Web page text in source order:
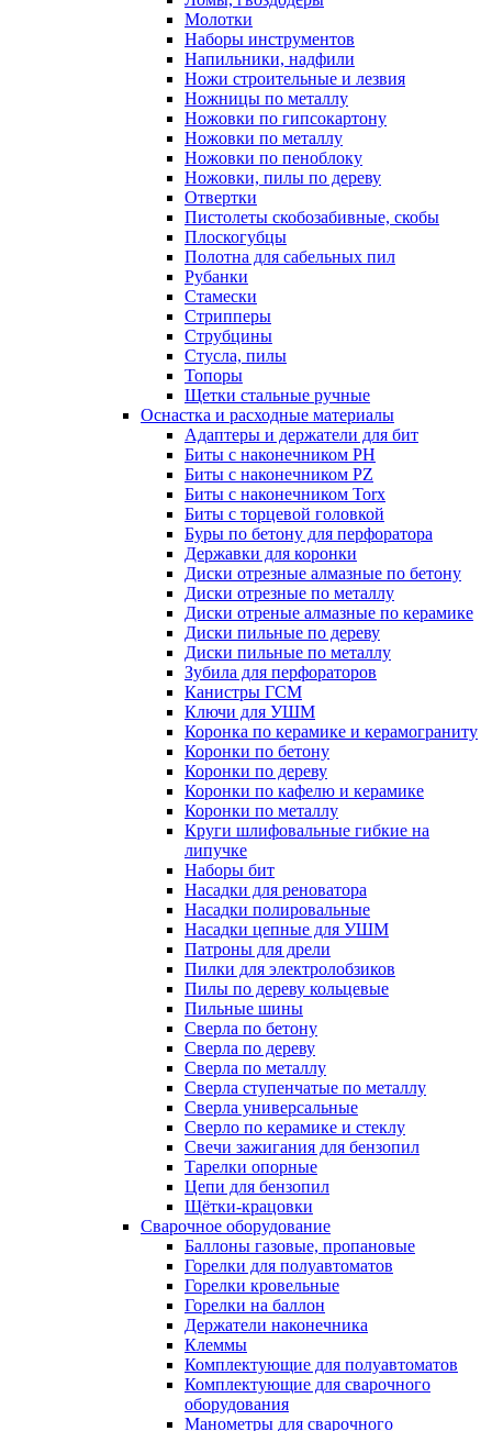
Молотки
Наборы инструментов
Напильники, надфили
Ножи строительные и лезвия
Ножницы по металлу
Ножовки по гипсокартону
Ножовки по металлу
Ножовки по пеноблоку
Ножовки, пилы по дереву
Отвертки
Пистолеты скобозабивные, скобы
Плоскогубцы
Полотна для сабельных пил
Рубанки
Стамески
Стрипперы
Струбцины
Стусла, пилы
Топоры
Щетки стальные ручные
Оснастка и расходные материалы
Адаптеры и держатели для бит
Биты с наконечником PH
Биты с наконечником PZ
Биты с наконечником Torx
Биты с торцевой головкой
Буры по бетону для перфоратора
Державки для коронки
Диски отрезные алмазные по бетону
Диски отрезные по металлу
Диски отреные алмазные по керамике
Диски пильные по дереву
Диски пильные по металлу
Зубила для перфораторов
Канистры ГСМ
Ключи для УШМ
Коронка по керамике и керамограниту
Коронки по бетону
Коронки по дереву
Коронки по кафелю и керамике
Коронки по металлу
Круги шлифовальные гибкие на
липучке
Наборы бит
Насадки для реноватора
Насадки полировальные
Насадки цепные для УШМ
Патроны для дрели
Пилки для электролобзиков
Пилы по дереву кольцевые
Пильные шины
Сверла по бетону
Сверла по дереву
Сверла по металлу
Сверла ступенчатые по металлу
Сверла универсальные
Сверло по керамике и стеклу
Свечи зажигания для бензопил
Тарелки опорные
Цепи для бензопил
Щётки-крацовки
Сварочное оборудование
Баллоны газовые, пропановые
Горелки для полуавтоматов
Горелки кровельные
Горелки на баллон
Держатели наконечника
Клеммы
Комплектующие для полуавтоматов
Комплектующие для сварочного
оборудования
Манометры для сварочного